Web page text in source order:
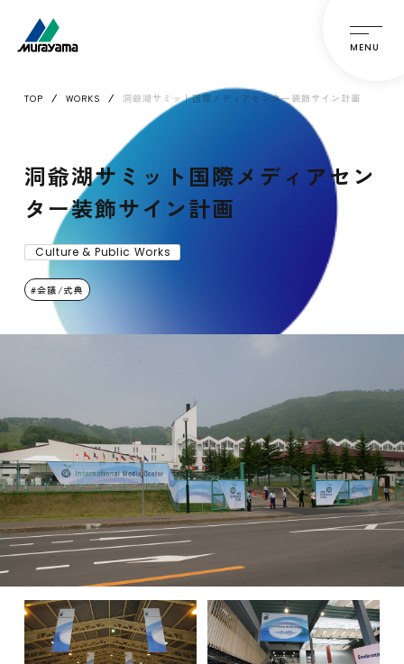
MENU
TOP WORKS 洞爺湖サミット国際メディアセンター装飾サイン計画
洞爺湖サミット国際メディアセン
ター装飾サイン計画
Culture & Public Works
会議/式典